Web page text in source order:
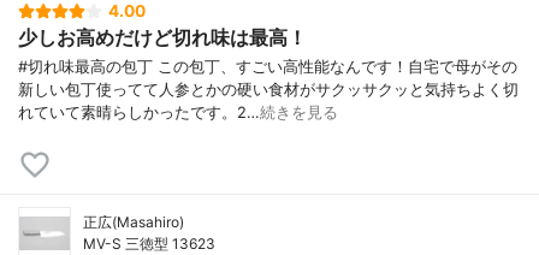
4.00
少しお高めだけど切れ味は最高！
#切れ味最高の包丁 この包丁、すごい高性能なんです！自宅で母がその
新しい包丁使ってて人参とかの硬い食材がサクッサクッと気持ちよく切
れていて素晴らしかったです。2…続きを見る
正広(Masahiro)
MV-S 三徳型 13623